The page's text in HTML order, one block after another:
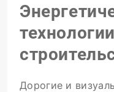
Дорогие и